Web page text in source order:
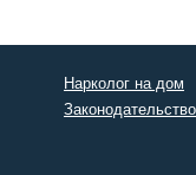
Нарколог на дом
Законодательство